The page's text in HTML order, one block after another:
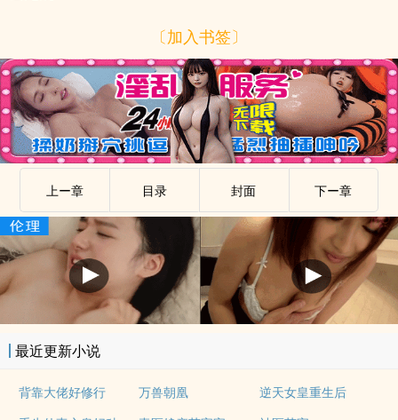
〔加入书签〕
上ー章 目录 封面 下ー章
最近更新小说
背靠大佬好修行 万兽朝凰 逆天女皇重生后